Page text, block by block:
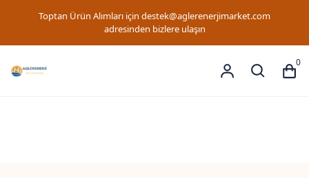
Toptan Ürün Alımları için destek@aglerenerjimarket.com
adresinden bizlere ulaşın
0